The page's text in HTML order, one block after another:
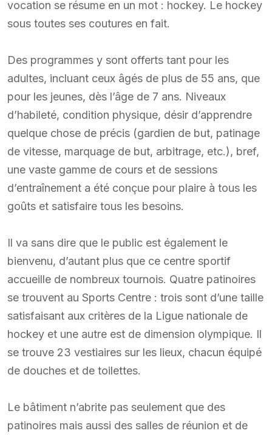
vocation se résume en un mot : hockey. Le hockey
sous toutes ses coutures en fait.
Des programmes y sont offerts tant pour les
adultes, incluant ceux âgés de plus de 55 ans, que
pour les jeunes, dès l’âge de 7 ans. Niveaux
d’habileté, condition physique, désir d’apprendre
quelque chose de précis (gardien de but, patinage
de vitesse, marquage de but, arbitrage, etc.), bref,
une vaste gamme de cours et de sessions
d’entraînement a été conçue pour plaire à tous les
goûts et satisfaire tous les besoins.
Il va sans dire que le public est également le
bienvenu, d’autant plus que ce centre sportif
accueille de nombreux tournois. Quatre patinoires
se trouvent au Sports Centre : trois sont d’une taille
satisfaisant aux critères de la Ligue nationale de
hockey et une autre est de dimension olympique. Il
se trouve 23 vestiaires sur les lieux, chacun équipé
de douches et de toilettes.
Le bâtiment n’abrite pas seulement que des
patinoires mais aussi des salles de réunion et de